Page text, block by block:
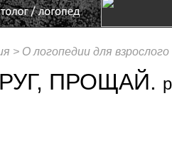
> О логопедии для взрослого
ПРОЩАЙ.